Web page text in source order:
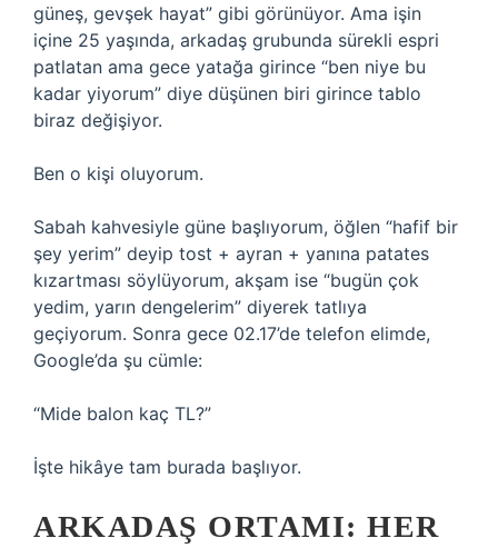
güneş, gevşek hayat” gibi görünüyor. Ama işin
içine 25 yaşında, arkadaş grubunda sürekli espri
patlatan ama gece yatağa girince “ben niye bu
kadar yiyorum” diye düşünen biri girince tablo
biraz değişiyor.
Ben o kişi oluyorum.
Sabah kahvesiyle güne başlıyorum, öğlen “hafif bir
şey yerim” deyip tost + ayran + yanına patates
kızartması söylüyorum, akşam ise “bugün çok
yedim, yarın dengelerim” diyerek tatlıya
geçiyorum. Sonra gece 02.17’de telefon elimde,
Google’da şu cümle:
“Mide balon kaç TL?”
İşte hikâye tam burada başlıyor.
ARKADAŞ ORTAMI: HER